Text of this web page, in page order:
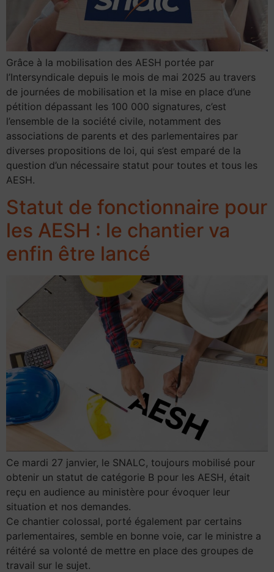
Grâce à la mobilisation des AESH portée par
l’Intersyndicale depuis le mois de mai 2025 au travers
de journées de mobilisation et la mise en place d’une
pétition dépassant les 100 000 signatures, c’est
l’ensemble de la société civile, notamment des
associations de parents et des parlementaires par
diverses propositions de loi, qui s’est emparé de la
question d’un nécessaire statut pour toutes et tous les
AESH.
Statut de fonctionnaire pour
les AESH : le chantier va
enfin être lancé
Ce mardi 27 janvier, le SNALC, toujours mobilisé pour
obtenir un statut de catégorie B pour les AESH, était
reçu en audience au ministère pour évoquer leur
situation et nos demandes.
Ce chantier colossal, porté également par certains
parlementaires, semble en bonne voie, car le ministre a
réitéré sa volonté de mettre en place des groupes de
travail sur le sujet.